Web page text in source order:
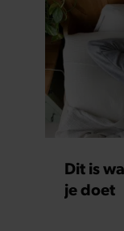
Dit is
je doet